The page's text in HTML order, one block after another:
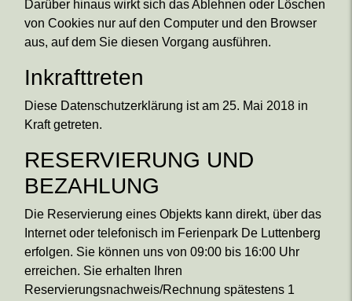
Darüber hinaus wirkt sich das Ablehnen oder Löschen
von Cookies nur auf den Computer und den Browser
aus, auf dem Sie diesen Vorgang ausführen.
Inkrafttreten
Diese Datenschutzerklärung ist am 25. Mai 2018 in
Kraft getreten.
RESERVIERUNG UND
BEZAHLUNG
Die Reservierung eines Objekts kann direkt, über das
Internet oder telefonisch im Ferienpark De Luttenberg
erfolgen. Sie können uns von 09:00 bis 16:00 Uhr
erreichen. Sie erhalten Ihren
Reservierungsnachweis/Rechnung spätestens 1